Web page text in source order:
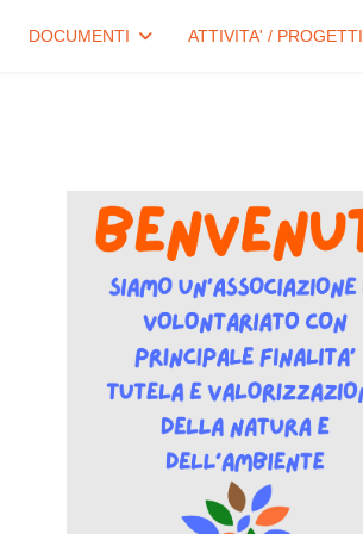
DOCUMENTI ATTIVITA' / PROGETTI